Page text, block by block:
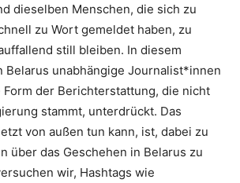
dieselben Menschen, die sich zu
zu Wort gemeldet haben, zu
still bleiben. In diesem
Belarus unabhängige Journalist*innen
der Berichterstattung, die nicht
stammt, unterdrückt. Das
von außen tun kann, ist, dabei zu
über das Geschehen in Belarus zu
wir, Hashtags wie